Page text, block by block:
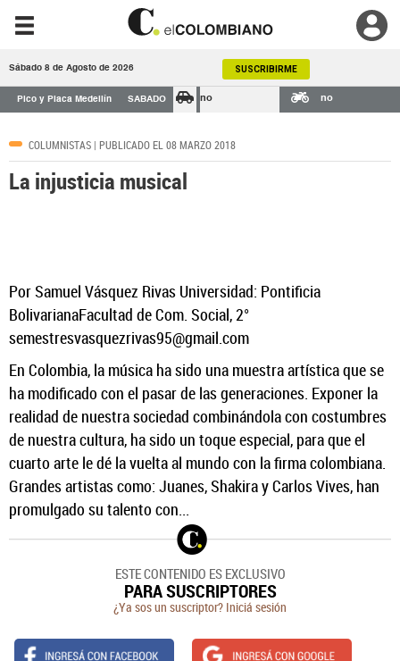
Sábado 8 de Agosto de 2026 SUSCRIBIRME
Pico y Placa Medellín SABADO no no
COLUMNISTAS | PUBLICADO EL 08 MARZO 2018
La injusticia musical
Por Samuel Vásquez Rivas Universidad: Pontificia
BolivarianaFacultad de Com. Social, 2°
semestresvasquezrivas95@gmail.com
En Colombia, la música ha sido una muestra artística que se
ha modificado con el pasar de las generaciones. Exponer la
realidad de nuestra sociedad combinándola con costumbres
de nuestra cultura, ha sido un toque especial, para que el
cuarto arte le dé la vuelta al mundo con la firma colombiana.
Grandes artistas como: Juanes, Shakira y Carlos Vives, han
promulgado su talento con...
ESTE CONTENIDO ES EXCLUSIVO
PARA SUSCRIPTORES
¿Ya sos un suscriptor? Iniciá sesión